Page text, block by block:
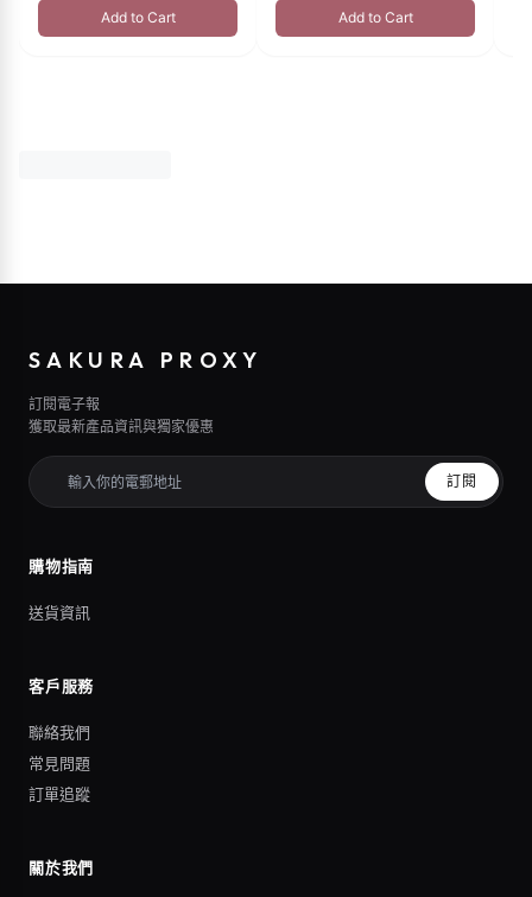
Add to Cart Add to Cart
SAKURA PROXY
訂閱電子報
獲取最新產品資訊與獨家優惠
訂閱
購物指南
送貨資訊
客戶服務
聯絡我們
常見問題
訂單追蹤
關於我們